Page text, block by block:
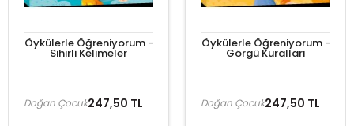
Öykülerle Öğreniyorum -
Sihirli Kelimeler
247,50 TL
Doğan Çocuk
Öykülerle Öğreniyorum -
Görgü Kuralları
247,50 TL
Doğan Çocuk